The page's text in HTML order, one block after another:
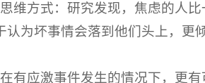
思维方式：研究发现，焦虑的人
认为坏事情会落到他们头上，
在有应激事件发生的情况下，更